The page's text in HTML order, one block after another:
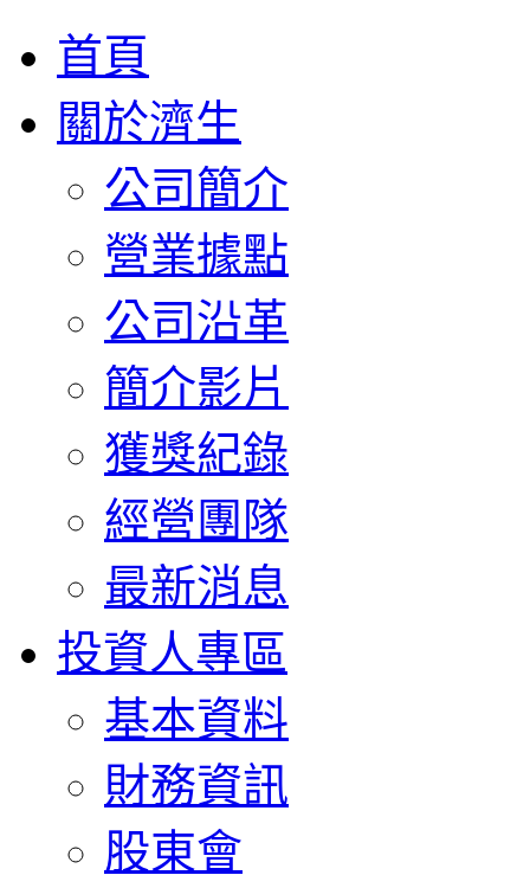
首頁
關於濟生
公司簡介
營業據點
公司沿革
簡介影片
獲獎紀錄
經營團隊
最新消息
投資人專區
基本資料
財務資訊
股東會